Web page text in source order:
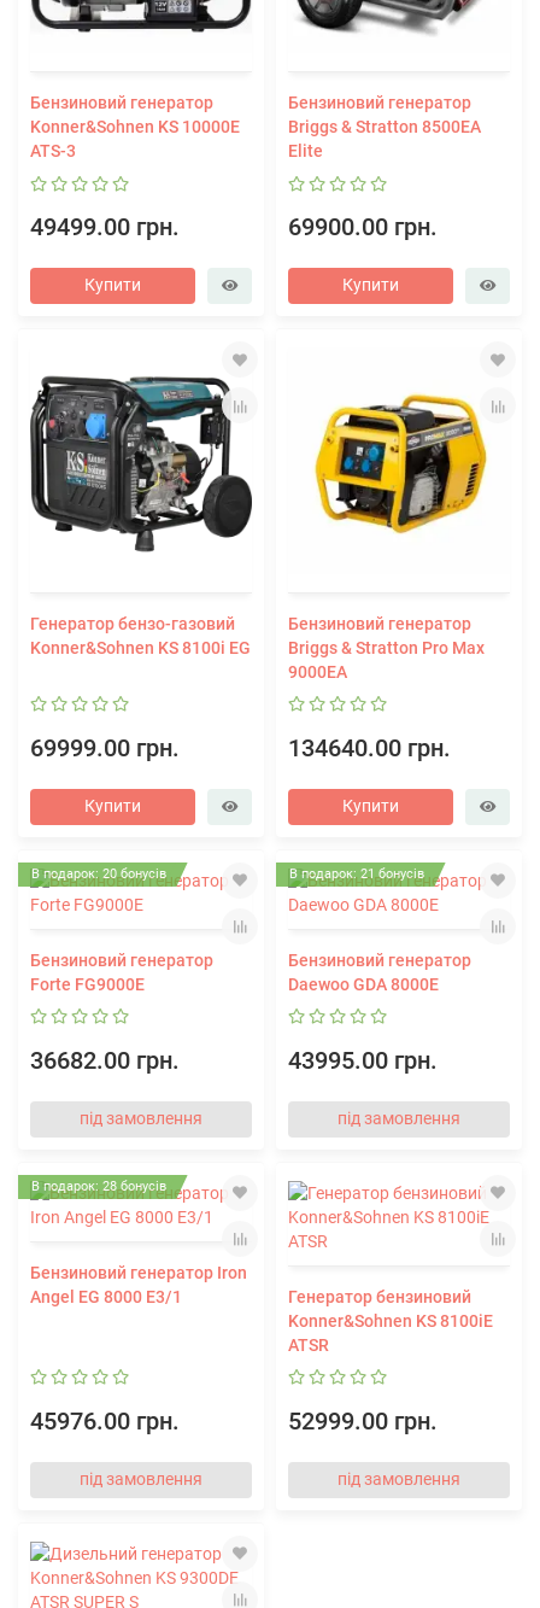
Бензиновий генератор
Konner&Sohnen KS 10000E
ATS-3
49499.00 грн.
Купити
Бензиновий генератор
Briggs & Stratton 8500EA
Elite
69900.00 грн.
Купити
Генератор бензо-газовий
Konner&Sohnen KS 8100i EG
69999.00 грн.
Купити
Бензиновий генератор
Briggs & Stratton Pro Max
9000EA
134640.00 грн.
Купити
В подарок: 20 бонусів
Бензиновий генератор
Forte FG9000E
36682.00 грн.
під замовлення
В подарок: 21 бонусів
Бензиновий генератор
Daewoo GDA 8000E
43995.00 грн.
під замовлення
В подарок: 28 бонусів
Бензиновий генератор Iron
Angel EG 8000 E3/1
45976.00 грн.
під замовлення
Генератор бензиновий
Konner&Sohnen KS 8100iE
ATSR
52999.00 грн.
під замовлення